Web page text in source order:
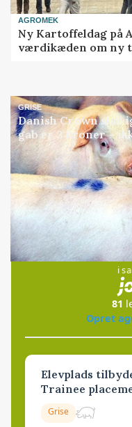
AGROMEK
Ny Kartoffeldag på
værdikæden om ny
GRISE
Danish Crown slår
gab er 3 kroner –
i
81
Opret
Elevplads
Trainee
Grise